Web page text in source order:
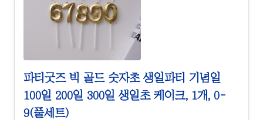
파티굿즈 빅 골드 숫자초 생일파티 기념일
100일 200일 300일 생일초 케이크, 1개, 0-
9(풀세트)